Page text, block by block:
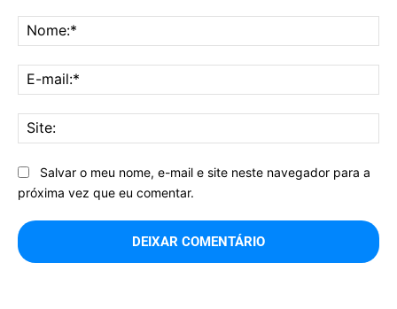
Salvar o meu nome, e-mail e site neste navegador para a
próxima vez que eu comentar.